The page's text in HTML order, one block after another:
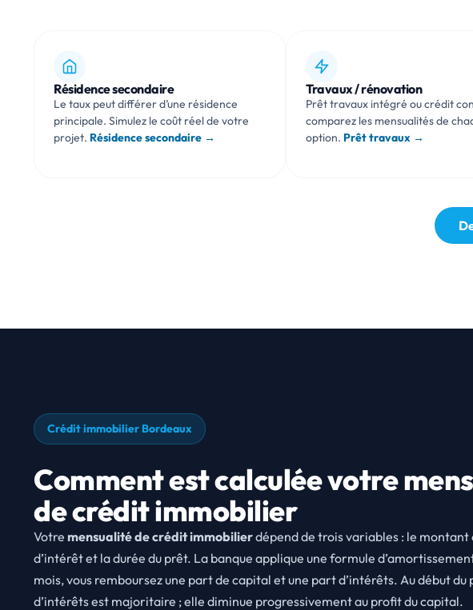
Résidence secondaire
Le taux peut différer d’une résidence
principale. Simulez le coût réel de votre
projet. Résidence secondaire →
Travaux / rénovation
Prêt travaux intégré ou crédit
comparez les mensualités de
option. Prêt travaux →
Crédit immobilier Bordeaux
Comment est calculée votre
de crédit immobilier
Votre mensualité de crédit immobilierdépend de trois variables : le
d’intérêt et la durée du prêt. La banque applique une formule
mois, vous remboursez une part de capital et une part d’intérêts. Au début du
d’intérêts est majoritaire ; elle diminue progressivement au profit du capital.